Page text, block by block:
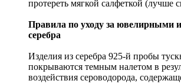
протереть мягкой салфеткой (лучше
Правила по уходу за ювелирными
серебра
Изделия из серебра 925-й пробы
покрываются темным налетом в
воздействия сероводорода,